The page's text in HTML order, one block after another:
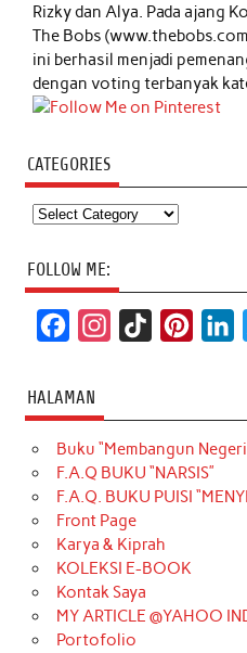
Rizky dan Alya. Pada ajang
The Bobs
ini berhasil menjadi
dengan voting terbanyak
CATEGORIES
Categories
FOLLOW ME:
c
e
b
o
o
k
t
a
g
r
a
m
T
o
k
t
e
r
k
e
d
HALAMAN
Buku “Membangun
F.A.Q BUKU “NARSIS”
F.A.Q. BUKU PUISI
Front Page
Karya & Kiprah
KOLEKSI E-BOOK
Kontak Saya
MY ARTICLE @YAHOO
Portofolio